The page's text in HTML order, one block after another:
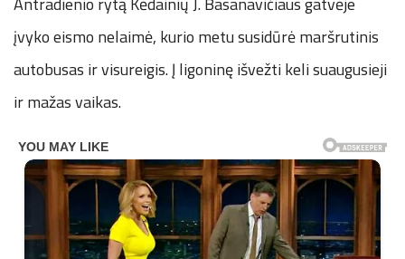
t
įvyko eismo nelaimė, kurio metu susidūrė maršrutinis
autobusas ir visureigis. Į ligoninę išvežti keli suaugusieji
ir mažas vaikas.